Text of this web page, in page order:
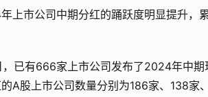
上市公司中期分红的踊跃度明显提升，
已有666家上市公司发布了2024年中
A股上市公司数量分别为186家、138家